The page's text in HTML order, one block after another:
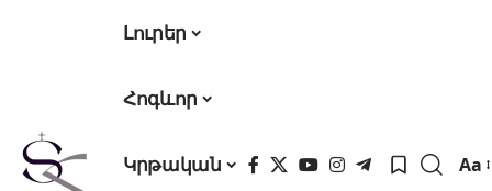
Լուրեր
Հոգևոր
Կրթական Aa